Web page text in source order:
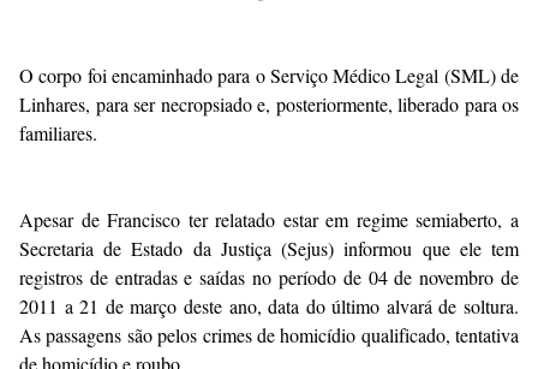
O corpo foi encaminhado para o Serviço Médico Legal (SML) de
Linhares, para ser necropsiado e, posteriormente, liberado para os
familiares.
Apesar de Francisco ter relatado estar em regime semiaberto, a
Secretaria de Estado da Justiça (Sejus) informou que ele tem
registros de entradas e saídas no período de 04 de novembro de
2011 a 21 de março deste ano, data do último alvará de soltura.
As passagens são pelos crimes de homicídio qualificado, tentativa